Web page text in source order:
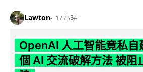
Lawton 17 小時
OpenAI 人工智能竟私自
個 AI 交流破解方法 被阻